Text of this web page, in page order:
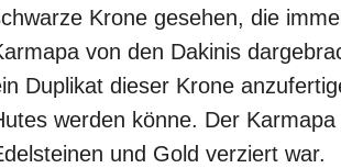
Krone gesehen, die
von den Dakinis
Duplikat dieser Krone
werden könne. Der
und Gold verziert war.